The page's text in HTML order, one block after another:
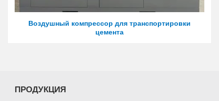
Воздушный компрессор для транспортировки
цемента
ПРОДУКЦИЯ